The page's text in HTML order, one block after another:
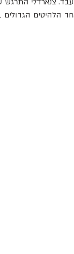
הלהיטים הגדולים